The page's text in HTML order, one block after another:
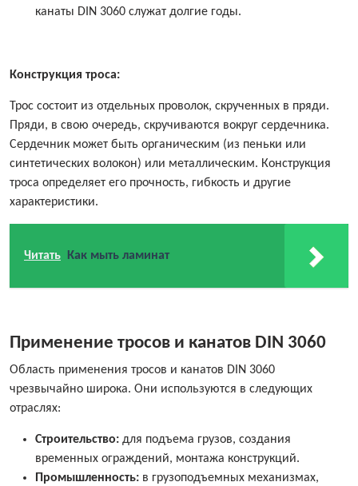
канаты DIN 3060 служат долгие годы.
Конструкция троса:
Трос состоит из отдельных проволок, скрученных в пряди.
Пряди, в свою очередь, скручиваются вокруг сердечника.
Сердечник может быть органическим (из пеньки или
синтетических волокон) или металлическим. Конструкция
троса определяет его прочность, гибкость и другие
характеристики.
Читать Как мыть ламинат
Применение тросов и канатов DIN 3060
Область применения тросов и канатов DIN 3060
чрезвычайно широка. Они используются в следующих
отраслях:
Строительство: для подъема грузов, создания
временных ограждений, монтажа конструкций.
Промышленность: в грузоподъемных механизмах,